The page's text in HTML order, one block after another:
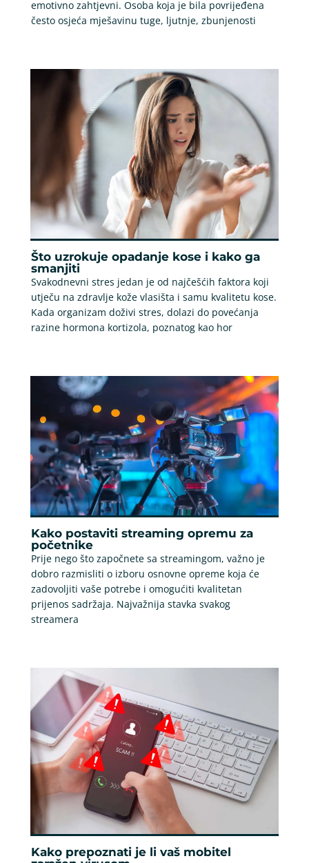
emotivno zahtjevni. Osoba koja je bila povrijeđena
često osjeća mješavinu tuge, ljutnje, zbunjenosti
Što uzrokuje opadanje kose i kako ga
smanjiti
Svakodnevni stres jedan je od najčešćih faktora koji
utječu na zdravlje kože vlasišta i samu kvalitetu kose.
Kada organizam doživi stres, dolazi do povećanja
razine hormona kortizola, poznatog kao hor
Kako postaviti streaming opremu za
početnike
Prije nego što započnete sa streamingom, važno je
dobro razmisliti o izboru osnovne opreme koja će
zadovoljiti vaše potrebe i omogućiti kvalitetan
prijenos sadržaja. Najvažnija stavka svakog
streamera
Kako prepoznati je li vaš mobitel